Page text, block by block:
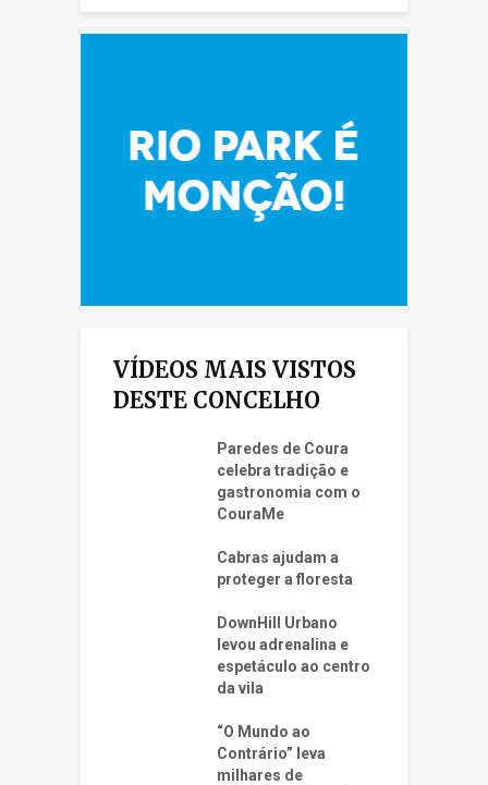
VÍDEOS MAIS VISTOS
DESTE CONCELHO
Paredes de Coura
celebra tradição e
gastronomia com o
CouraMe
Cabras ajudam a
proteger a floresta
DownHill Urbano
levou adrenalina e
espetáculo ao centro
da vila
“O Mundo ao
Contrário” leva
milhares de